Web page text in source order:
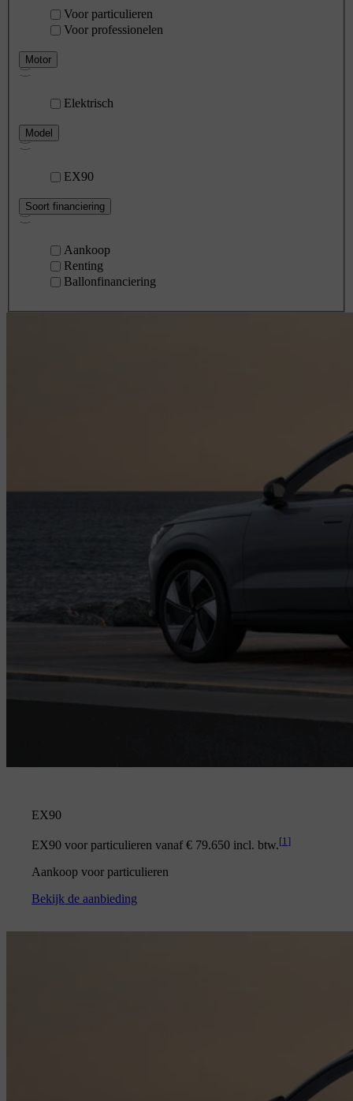
Voor particulieren
Voor professionelen
Motor
Elektrisch
Model
EX90
Soort financiering
Aankoop
Renting
Ballonfinanciering
EX90
EX90 voor particulieren vanaf € 79.650 incl. btw.[1 ]
Aankoop voor particulieren
Bekijk de aanbieding